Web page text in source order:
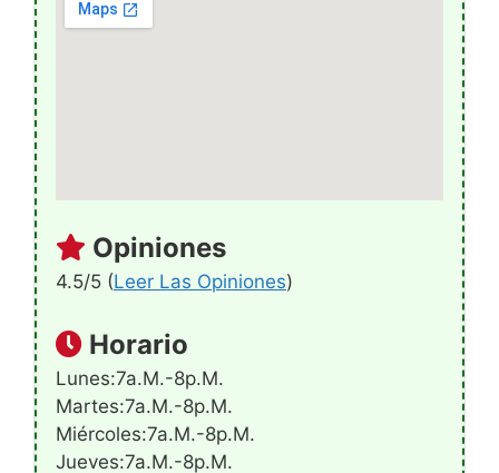
Opiniones
4.5/5 (Leer Las Opiniones)
Horario
Lunes:7a.m.-8p.m.
Martes:7a.m.-8p.m.
Miércoles:7a.m.-8p.m.
Jueves:7a.m.-8p.m.